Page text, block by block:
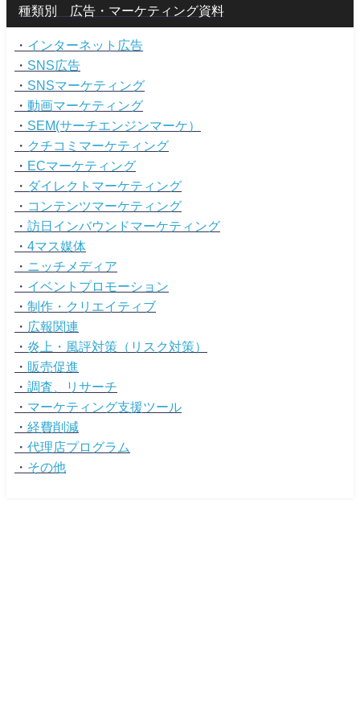
種類別 広告・マーケティング資料
・ インターネット広告
・ SNS広告
・ SNSマーケティング
・ 動画マーケティング
・ SEM(サーチエンジンマーケ）
・ クチコミマーケティング
・ ECマーケティング
・ ダイレクトマーケティング
・ コンテンツマーケティング
・ 訪日インバウンドマーケティング
・ 4マス媒体
・ ニッチメディア
・ イベントプロモーション
・ 制作・クリエイティブ
・ 広報関連
・ 炎上・風評対策（リスク対策）
・ 販売促進
・ 調査、リサーチ
・ マーケティング支援ツール
・ 経費削減
・ 代理店プログラム
・ その他